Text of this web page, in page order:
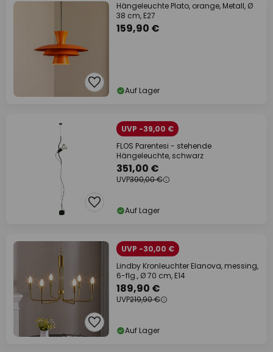
Hängeleuchte Plato, orange, Metall, Ø
38 cm, E27
159,90 €
Auf Lager
UVP -39,00 €
FLOS Parentesi - stehende
Hängeleuchte, schwarz
351,00 €
UVP390,00 €
Auf Lager
UVP -30,00 €
Lindby Kronleuchter Elanova, messing,
6-flg., Ø 70 cm, E14
189,90 €
UVP219,90 €
Auf Lager